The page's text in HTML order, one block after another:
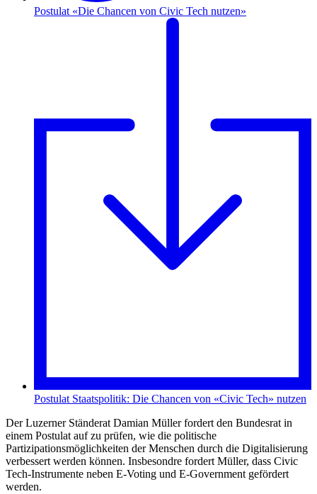
Postulat «Die Chancen von Civic Tech nutzen»
Postulat Staatspolitik: Die Chancen von «Civic Tech» nutzen
Der Luzerner Ständerat Damian Müller fordert den Bundesrat in
einem Postulat auf zu prüfen, wie die politische
Partizipationsmöglichkeiten der Menschen durch die Digitalisierung
verbessert werden können. Insbesondre fordert Müller, dass Civic
Tech-Instrumente neben E-Voting und E-Government gefördert
werden.